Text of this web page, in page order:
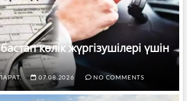
көлік жүргізушілері үшін
07.08.2026 NO COMMENTS